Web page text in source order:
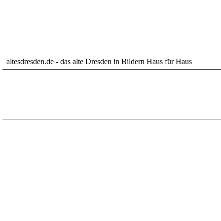
altesdresden.de - das alte Dresden in Bildern Haus für Haus